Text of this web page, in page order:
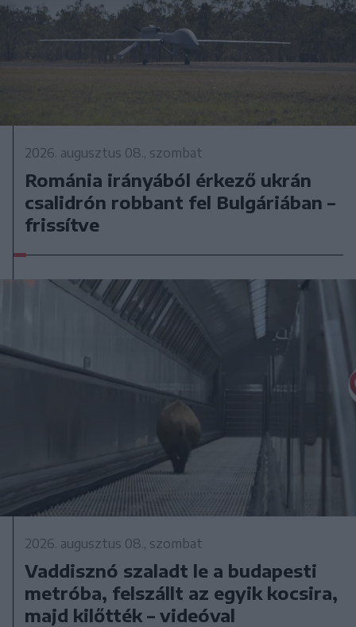
2026. augusztus 08., szombat
Románia irányából érkező ukrán
csalidrón robbant fel Bulgáriában –
frissítve
2026. augusztus 08., szombat
Vaddisznó szaladt le a budapesti
metróba, felszállt az egyik kocsira,
majd kilőtték – videóval